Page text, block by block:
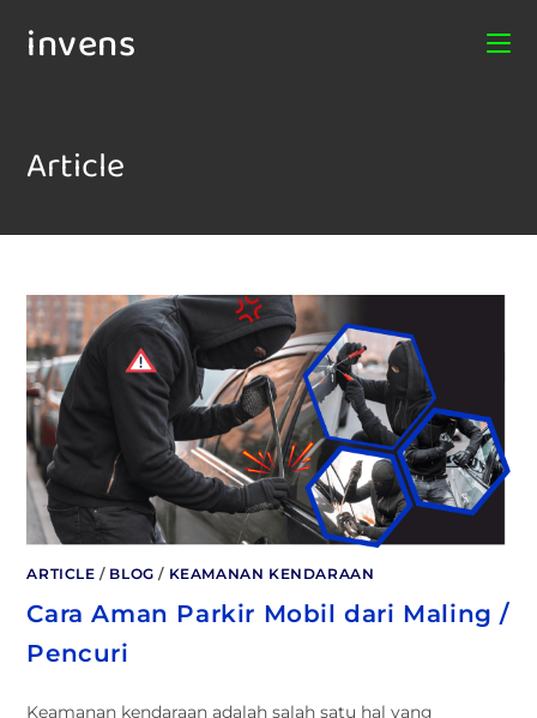
invens
Article
ARTICLE / BLOG / KEAMANAN KENDARAAN
Cara Aman Parkir Mobil dari Maling /
Pencuri
Keamanan kendaraan adalah salah satu hal yang